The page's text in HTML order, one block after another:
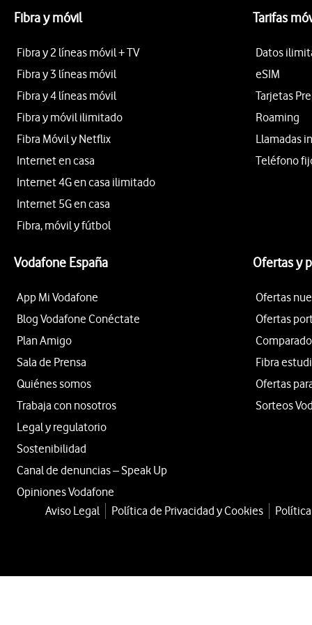
Fibra y móvil
Fibra y 2 líneas móvil + TV
Fibra y 3 líneas móvil
Fibra y 4 líneas móvil
Fibra y móvil ilimitado
Fibra Móvil y Netflix
Internet en casa
Internet 4G en casa ilimitado
Internet 5G en casa
Fibra, móvil y fútbol
Tarifas
Datos
eSIM
Tarjetas
Roaming
Llamadas
Teléfono
Vodafone España
App Mi Vodafone
Blog Vodafone Conéctate
Plan Amigo
Sala de Prensa
Quiénes somos
Trabaja con nosotros
Legal y regulatorio
Sostenibilidad
Canal de denuncias – Speak Up
Opiniones Vodafone
Ofertas y
Ofertas
Ofertas
Fibra
Ofertas
Sorteos
Aviso Legal Política de Privacidad y Cookies